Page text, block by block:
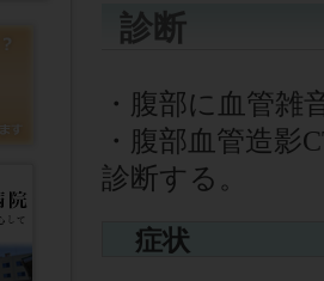
診断
・腹部に血管雑
・腹部血管造影
診断する。
症状